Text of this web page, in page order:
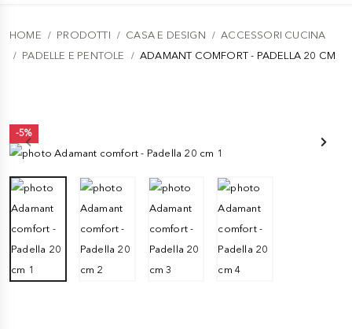
HOME PRODOTTI CASA E DESIGN
ACCESSORI CUCINA
PADELLE E PENTOLE
ADAMANT COMFORT - PADELLA 20 CM
-5%